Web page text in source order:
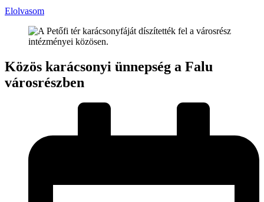
Elolvasom
Közös karácsonyi ünnepség a Falu
városrészben